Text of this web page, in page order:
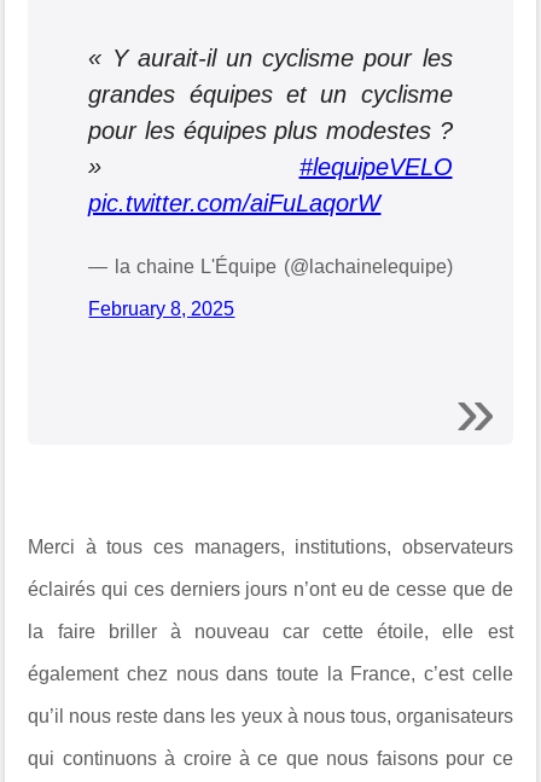
« Y aurait-il un cyclisme pour les
grandes équipes et un cyclisme
pour les équipes plus modestes ?
» #lequipeVELO
pic.twitter.com/aiFuLaqorW
— la chaine L'Équipe (@lachainelequipe)
February 8, 2025
Merci à tous ces managers, institutions, observateurs
éclairés qui ces derniers jours n’ont eu de cesse que de
la faire briller à nouveau car cette étoile, elle est
également chez nous dans toute la France, c’est celle
qu’il nous reste dans les yeux à nous tous, organisateurs
qui continuons à croire à ce que nous faisons pour ce